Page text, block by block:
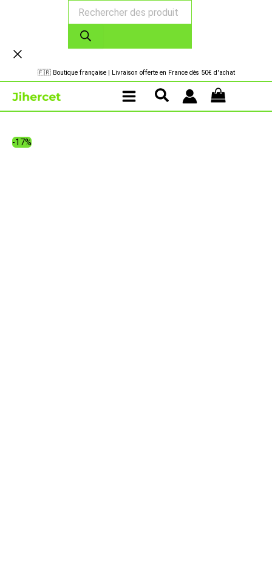
produits
🇫🇷 Boutique française | Livraison offerte en France dès 50€ d'achat
-17%